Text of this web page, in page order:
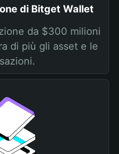
di Bitget Wallet
da $300 milioni
di più gli asset e le